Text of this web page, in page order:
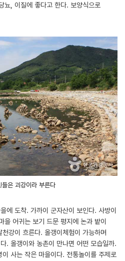
뇨, 이질에 좋다고 한다. 보양식으로
들은 괴강이라 부른다
에 도착. 가까이 군자산이 보인다. 사방이
어귀는 보기 드문 평지에 논과 밭이
강이 흐른다. 올갱이체험이 가능하며
. 올갱이와 농촌이 만나면 어떤 모습일까.
사는 작은 마을이다. 전통놀이를 주제로